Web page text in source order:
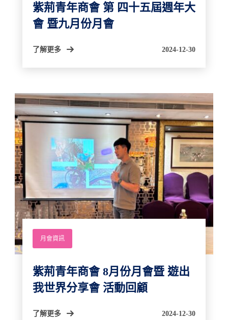
紫荊⻘年商會 第 四十五屆週年大
會 暨九月份月會
了解更多 2024-12-30
月會資訊
紫荊青年商會 8月份月會暨 遊出
我世界分享會 活動回顧
了解更多 2024-12-30